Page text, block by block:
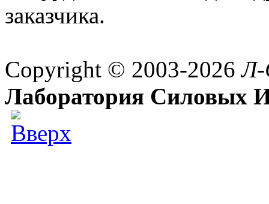
заказчика.
Copyright © 2003-2026
Лаборатория Силовых